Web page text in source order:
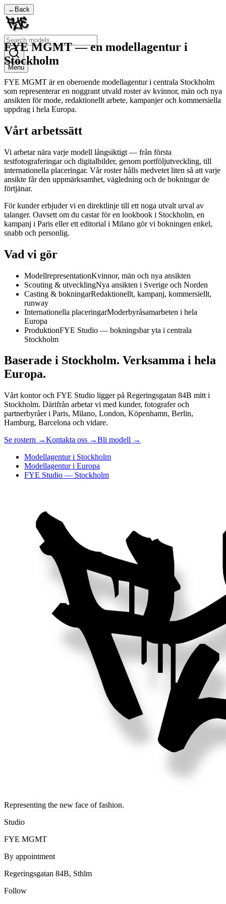
← Back
Menu
FYE MGMT — en modellagentur i
Stockholm
FYE MGMT är en oberoende modellagentur i centrala Stockholm
som representerar en noggrant utvald roster av kvinnor, män och nya
ansikten för mode, redaktionellt arbete, kampanjer och kommersiella
uppdrag i hela Europa.
Vårt arbetssätt
Vi arbetar nära varje modell långsiktigt — från första
testfotograferingar och digitalbilder, genom portföljutveckling, till
internationella placeringar. Vår roster hålls medvetet liten så att varje
ansikte får den uppmärksamhet, vägledning och de bokningar de
förtjänar.
För kunder erbjuder vi en direktlinje till ett noga utvalt urval av
talanger. Oavsett om du castar för en lookbook i Stockholm, en
kampanj i Paris eller ett editorial i Milano gör vi bokningen enkel,
snabb och personlig.
Vad vi gör
ModellrepresentationKvinnor, män och nya ansikten
Scouting & utvecklingNya ansikten i Sverige och Norden
Casting & bokningarRedaktionellt, kampanj, kommersiellt,
runway
Internationella placeringarModerbyråsamarbeten i hela
Europa
ProduktionFYE Studio — bokningsbar yta i centrala
Stockholm
Baserade i Stockholm. Verksamma i hela
Europa.
Vårt kontor och FYE Studio ligger på Regeringsgatan 84B mitt i
Stockholm. Därifrån arbetar vi med kunder, fotografer och
partnerbyråer i Paris, Milano, London, Köpenhamn, Berlin,
Hamburg, Barcelona och vidare.
Se rostern →Kontakta oss →Bli modell →
Modellagentur i Stockholm
Modellagentur i Europa
FYE Studio — Stockholm
Representing the new face of fashion.
Studio
FYE MGMT
By appointment
Regeringsgatan 84B, Sthlm
Follow